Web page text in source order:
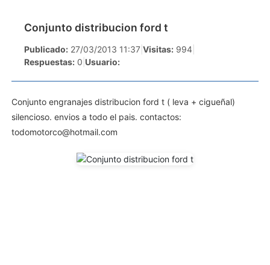
Conjunto distribucion ford t
Publicado: 27/03/2013 11:37 Visitas: 994
Respuestas: 0 Usuario:
Conjunto engranajes distribucion ford t ( leva + cigueñal)
silencioso. envios a todo el pais. contactos:
todomotorco@hotmail.com